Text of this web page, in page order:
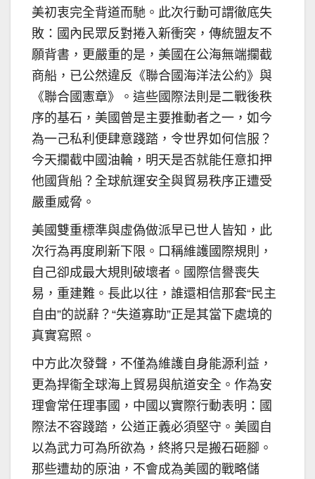
美初衷完全背道而馳。此次行動可謂徹底失
敗：國內民眾反對捲入新衝突，傳統盟友不
願背書，更嚴重的是，美國在公海無端攔截
商船，已公然違反《聯合國海洋法公約》與
《聯合國憲章》。這些國際法則是二戰後秩
序的基石，美國曾是主要推動者之一，如今
為一己私利便肆意踐踏，令世界如何信服？
今天攔截中國油輪，明天是否就能任意扣押
他國貨船？全球航運安全與貿易秩序正遭受
嚴重威脅。
美國雙重標準與虛偽做派早已世人皆知，此
次行為再度刷新下限。口稱維護國際規則，
自己卻成最大規則破壞者。國際信譽喪失
易，重建難。長此以往，誰還相信那套“民主
自由”的説辭？“失道寡助”正是其當下處境的
真實寫照。
中方此次發聲，不僅為維護自身能源利益，
更為捍衞全球海上貿易與航道安全。作為安
理會常任理事國，中國以實際行動表明：國
際法不容踐踏，公道正義必須堅守。美國自
以為武力可為所欲為，終將只是搬石砸腳。
那些遭劫的原油，不會成為美國的戰略儲